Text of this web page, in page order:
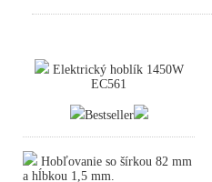
Elektrický hoblík 1450W
EC561
Bestseller
Hobľovanie so šírkou 82 mm
a hĺbkou 1,5 mm.